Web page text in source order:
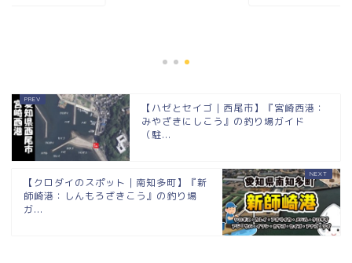
【ハゼとセイゴ｜西尾市】『宮崎西港：
みやざきにしこう』の釣り場ガイド
（駐...
【クロダイのスポット｜南知多町】『新
師崎港：しんもろざきこう』の釣り場
ガ...